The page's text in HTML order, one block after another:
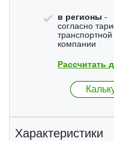
в регионы -
согласно
транспортной
компании
Рассчитать
Характеристики